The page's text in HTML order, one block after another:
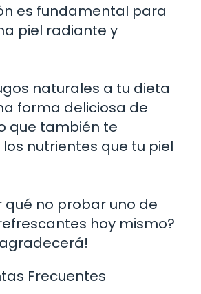
es fundamental para
piel radiante y
naturales a tu dieta
forma deliciosa de
que también te
nutrientes que tu piel
qué no probar uno de
hoy mismo?
agradecerá!
Frecuentes